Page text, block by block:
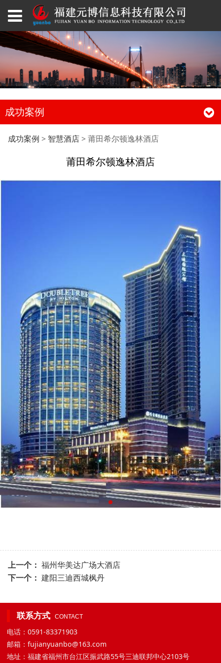
成功案例
莆田希尔顿逸林酒店
成功案例 > 智慧酒店> 莆田希尔顿逸林酒店
莆田希尔顿逸林酒店
上一个： 福州华美达广场大酒店
下一个： 建阳三迪西城枫丹
联系方式 CONTACT
电话：0591-83371903
邮箱：fujianyuanbo@163.com
地址：福建省福州市台江区振武路55号三迪联邦中心2103号